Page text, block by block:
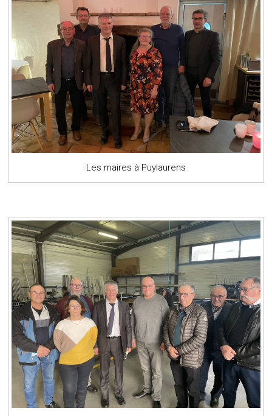
Les maires à Puylaurens